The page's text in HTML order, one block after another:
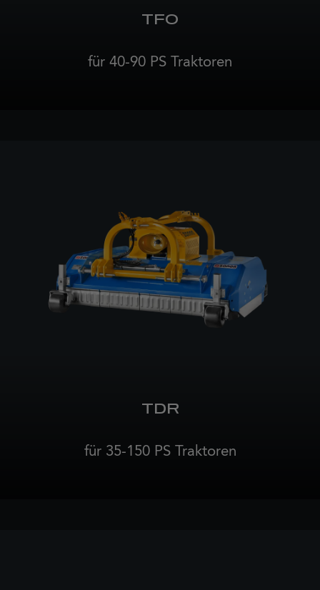
TFO
für 40-90 PS Traktoren
TDR
für 35-150 PS Traktoren